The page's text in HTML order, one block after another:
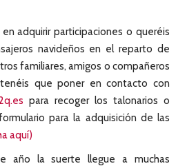
adquirir participaciones o queréis
navideños en el reparto de
familiares, amigos o compañeros
que poner en contacto con
para recoger los talonarios o
para la adquisición de las
aquí)
año la suerte llegue a muchas